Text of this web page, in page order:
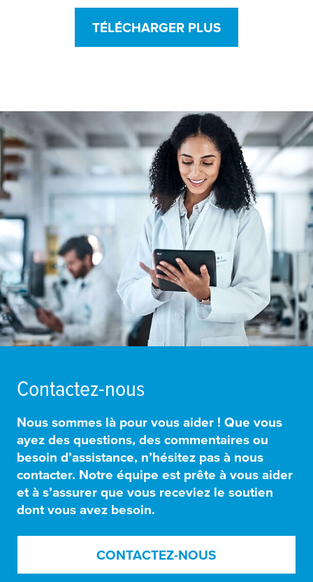
TÉLÉCHARGER PLUS
Contactez-nous
Nous sommes là pour vous aider ! Que vous
ayez des questions, des commentaires ou
besoin d’assistance, n’hésitez pas à nous
contacter. Notre équipe est prête à vous aider
et à s’assurer que vous receviez le soutien
dont vous avez besoin.
CONTACTEZ-NOUS